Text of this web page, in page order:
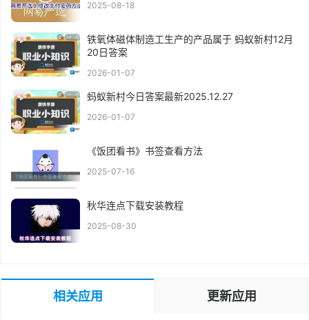
2025-08-18
铁氧体磁体制造工生产的产品属于 蚂蚁新村12月
20日答案
2026-01-07
蚂蚁新村今日答案最新2025.12.27
2026-01-07
《饭团看书》书签查看方法
2025-07-16
秋华连点下载安装教程
2025-08-30
相关应用 更新应用